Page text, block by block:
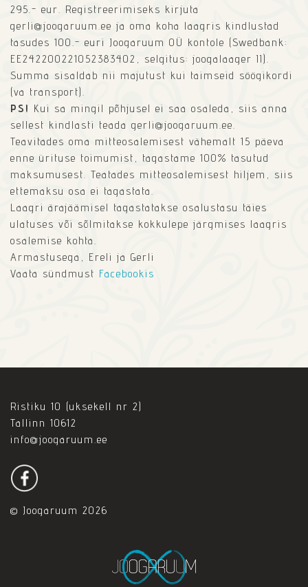
295.- eur. Registreerimiseks kirjuta
gerli@joogaruum.ee ja oma koha laagris kindlustad
tasudes 100.- euri Joogaruum OÜ kontole (Swedbank:
EE242200221052383402, selgitus: joogalaager II).
Summa sisaldab nii majutust kui taimseid söögikordi
(va transport).
PS! Kui sa mingil põhjusel ei saa osaleda, siis anna
sellest kindlasti teada gerli@joogaruum.ee.
Teavitades oma mitteosalemisest vähemalt 15 päeva
enne ürituse toimumist, tagastame 100% tasutud
maksumusest. Teatades mitteosalemisest hiljem, siis
ettemaksu osa ei tagastata.
Laagri ärajäämisel tagastatakse osalustasu täies
ulatuses või sõlmitakse kokkulepe järgmises laagris
osalemise kohta.
Armastusega, Ereli ja Gerli
Vaata sündmust Facebookis
Ristiku 10 (uksekell nr 2)
Tallinn 10612
info@joogaruum.ee
© Joogaruum 2026